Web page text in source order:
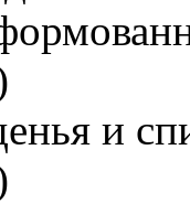
и